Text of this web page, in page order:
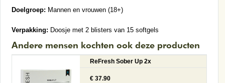
Doelgroep: Mannen en vrouwen (18+)
Verpakking: Doosje met 2 blisters van 15 softgels
Andere mensen kochten ook deze producten
ReFresh Sober Up 2x
€ 37.90